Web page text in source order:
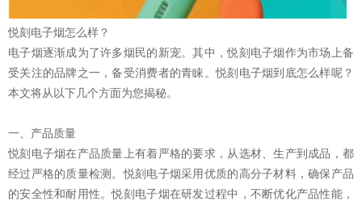
悦刻电子烟怎么样？
电子烟逐渐成为了许多烟民的新宠。其中，悦刻电子烟作为市场上备
受关注的品牌之一，备受消费者的青睐。悦刻电子烟到底怎么样呢？
本文将从以下几个方面为您揭秘。
一、产品质量
悦刻电子烟在产品质量上有着严格的要求，从选材、生产到成品，都
经过严格的质量检测。悦刻电子烟采用优质的高分子材料，确保产品
的安全性和耐用性。悦刻电子烟在研发过程中，不断优化产品性能，